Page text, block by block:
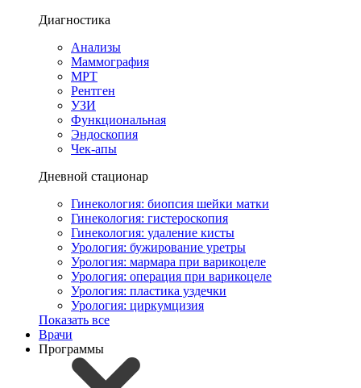
Диагностика
Анализы
Маммография
МРТ
Рентген
УЗИ
Функциональная
Эндоскопия
Чек-апы
Дневной стационар
Гинекология: биопсия шейки матки
Гинекология: гистероскопия
Гинекология: удаление кисты
Урология: бужирование уретры
Урология: мармара при варикоцеле
Урология: операция при варикоцеле
Урология: пластика уздечки
Урология: циркумцизия
Показать все
Врачи
Программы